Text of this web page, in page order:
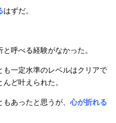
はずだ。
呼べる経験がなかった。
一定水準のレベルはクリアで
ど叶えられた。
もあったと思うが、心が折れる